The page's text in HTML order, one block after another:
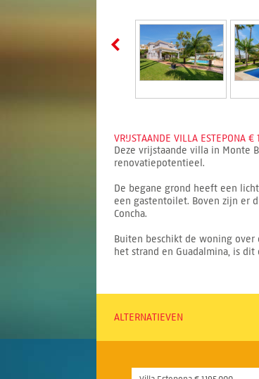
VRIJSTAANDE VILLA ESTEPONA
Deze vrijstaande villa in Monte
renovatiepotentieel.
De begane grond heeft een
een gastentoilet. Boven zijn er
Concha.
Buiten beschikt de woning over
het strand en Guadalmina, is
ALTERNATIEVEN